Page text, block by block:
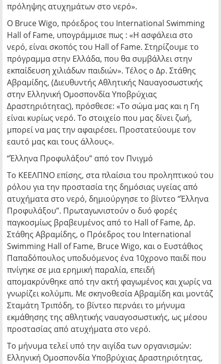
πρόληψης ατυχημάτων στο νερό».
Ο Bruce Wigo, πρόεδρος του International Swimming
Hall of Fame, υπογράμμισε πως : «Η ασφάλεια στο
νερό, είναι σκοπός του Hall of Fame. Στηρίζουμε το
πρόγραμμα στην Ελλάδα, που θα συμβάλλει στην
εκπαίδευση χιλιάδων παιδιών». Τέλος ο Δρ. Στάθης
Αβραμίδης, (Διευθυντής Αθλητικής Ναυαγοσωστικής
στην Ελληνική Ομοσπονδία Υποβρύχιας
Δραστηριότητας), πρόσθεσε: «Το σώμα μας και η Γη
είναι κυρίως νερό. Το στοιχείο που μας δίνει ζωή,
μπορεί να μας την αφαιρέσει. Προστατεύουμε τον
εαυτό μας και τους άλλους».
“Έλληνα Προφυλάξου” από τον Πνιγμό
Το ΚΕΕΛΠΝΟ επίσης, στα πλαίσια του προληπτικού του
ρόλου για την προστασία της δημόσιας υγείας από
ατυχήματα στο νερό, δημιούργησε το βίντεο “Έλληνα
Προφυλάξου”. Πρωταγωνιστούν ο δυό φορές
παγκοσμίως βραβευμένος από το Hall of Fame, Δρ.
Στάθης Αβραμίδης, ο Πρόεδρος του International
Swimming Hall of Fame, Bruce Wigo, και ο Ευστάθιος
Παπαδόπουλος υποδυόμενος ένα 10χρονο παιδί που
πνίγηκε σε μια ερημική παραλία, επειδή
απομακρύνθηκε από την ακτή φαγωμένος και χωρίς να
γνωρίζει κολύμπι. Με σκηνοθεσία Αβραμίδη και μοντάζ
Σταμάτη Τριπόδη, το βίντεο περνάει το μήνυμα
εκμάθησης της αθλητικής ναυαγοσωστικής, ως μέσου
προστασίας από ατυχήματα στο νερό.
Το μήνυμα τελεί υπό την αιγίδα των οργανισμών:
Ελληνική Ομοσπονδία Υποβρύχιας Δραστηριότητας,